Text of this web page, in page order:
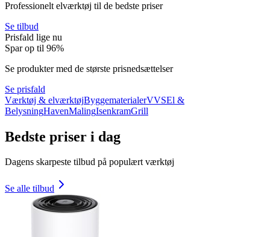
Professionelt elværktøj til de bedste priser
Se tilbud
Prisfald lige nu
Spar op til 96%
Se produkter med de største prisnedsættelser
Se prisfald
Værktøj & elværktøjByggematerialerVVSEl &
BelysningHavenMalingIsenkramGrill
Bedste priser i dag
Dagens skarpeste tilbud på populært værktøj
Se alle tilbud